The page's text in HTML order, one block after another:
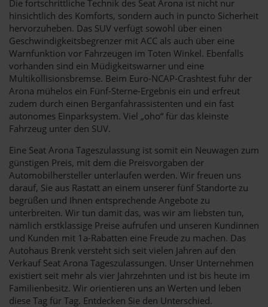
Die fortschrittliche Technik des Seat Arona ist nicht nur
hinsichtlich des Komforts, sondern auch in puncto Sicherheit
hervorzuheben. Das SUV verfügt sowohl über einen
Geschwindigkeitsbegrenzer mit ACC als auch über eine
Warnfunktion vor Fahrzeugen im Toten Winkel. Ebenfalls
vorhanden sind ein Müdigkeitswarner und eine
Multikollisionsbremse. Beim Euro-NCAP-Crashtest fuhr der
Arona mühelos ein Fünf-Sterne-Ergebnis ein und erfreut
zudem durch einen Berganfahrassistenten und ein fast
autonomes Einparksystem. Viel „oho“ für das kleinste
Fahrzeug unter den SUV.
Eine Seat Arona Tageszulassung ist somit ein Neuwagen zum
günstigen Preis, mit dem die Preisvorgaben der
Automobilhersteller unterlaufen werden. Wir freuen uns
darauf, Sie aus Rastatt an einem unserer fünf Standorte zu
begrüßen und Ihnen entsprechende Angebote zu
unterbreiten. Wir tun damit das, was wir am liebsten tun,
nämlich erstklassige Preise aufrufen und unseren Kundinnen
und Kunden mit 1a-Rabatten eine Freude zu machen. Das
Autohaus Brenk versteht sich seit vielen Jahren auf den
Verkauf Seat Arona Tageszulassungen. Unser Unternehmen
existiert seit mehr als vier Jahrzehnten und ist bis heute im
Familienbesitz. Wir orientieren uns an Werten und leben
diese Tag für Tag. Entdecken Sie den Unterschied.